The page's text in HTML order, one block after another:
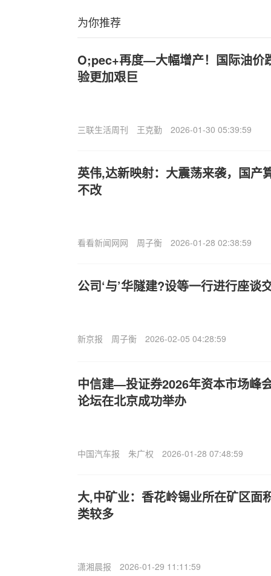
为你推荐
O;pec+再度—大幅增产！国际油价
验更加艰巨
三联生活周刊 王克勤 2026-01-30 05:39:59
英伟,达新映射：大震荡来袭，国产
不改
看看新闻网网 周子衡 2026-01-28 02:38:59
公司‘与’华隧建?设等一行进行座谈
新京报 周子衡 2026-02-05 04:28:59
中信建—投证券2026年资本市场峰
论坛在北京成功举办
中国汽车报 朱广权 2026-01-28 07:48:59
大,中矿业：香花岭锡业所在矿区面
类较多
潇湘晨报 2026-01-29 11:11:59